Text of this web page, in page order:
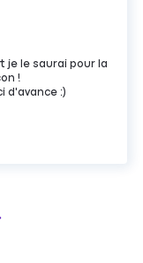
je le saurai pour la
!
d'avance :)